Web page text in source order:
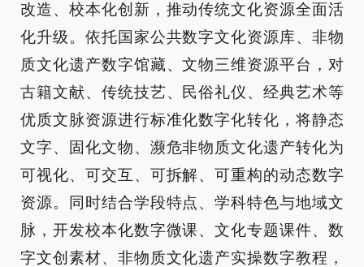
改造、校本化创新，推动传统文化资源全面活
化升级。依托国家公共数字文化资源库、非物
质文化遗产数字馆藏、文物三维资源平台，对
古籍文献、传统技艺、民俗礼仪、经典艺术等
优质文脉资源进行标准化数字化转化，将静态
文字、固化文物、濒危非物质文化遗产转化为
可视化、可交互、可拆解、可重构的动态数字
资源。同时结合学段特点、学科特色与地域文
脉，开发校本化数字微课、文化专题课件、数
字文创素材、非物质文化遗产实操数字教程，